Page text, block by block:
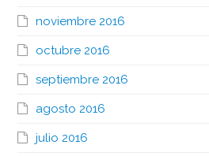
noviembre 2016
octubre 2016
septiembre 2016
agosto 2016
julio 2016